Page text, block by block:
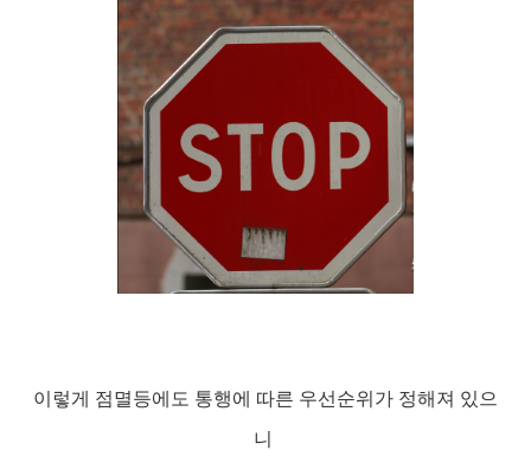
이렇게 점멸등에도 통행에 따른 우선순위가 정해져 있으
니